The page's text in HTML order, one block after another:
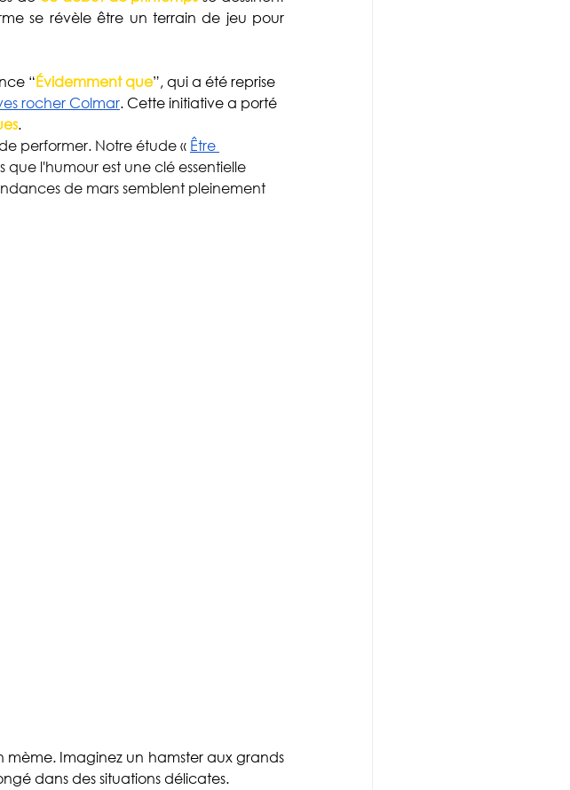
se révèle être un terrain de jeu pour
“Évidemment que”, qui a été reprise
rocher Colmar. Cette initiative a porté
.
performer. Notre étude « Être
que l'humour est une clé essentielle
de mars semblent pleinement
mème. Imaginez un hamster aux grands
dans des situations délicates.